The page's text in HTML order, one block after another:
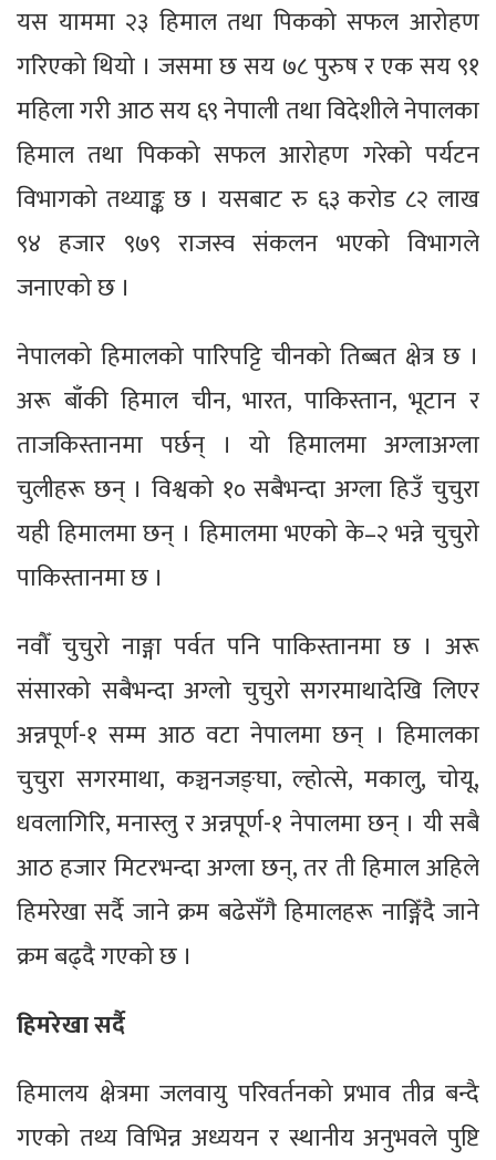
यस याममा २३ हिमाल तथा पिकको सफल आरोहण
गरिएको थियो । जसमा छ सय ७८ पुरुष र एक सय ९१
महिला गरी आठ सय ६९ नेपाली तथा विदेशीले नेपालका
हिमाल तथा पिकको सफल आरोहण गरेको पर्यटन
विभागको तथ्याङ्क छ । यसबाट रु ६३ करोड ८२ लाख
९४ हजार ९७९ राजस्व संकलन भएको विभागले
जनाएको छ ।
नेपालको हिमालको पारिपट्टि चीनको तिब्बत क्षेत्र छ ।
अरू बाँकी हिमाल चीन, भारत, पाकिस्तान, भूटान र
ताजकिस्तानमा पर्छन् । यो हिमालमा अग्लाअग्ला
चुलीहरू छन् । विश्वको १० सबैभन्दा अग्ला हिउँ चुचुरा
यही हिमालमा छन् । हिमालमा भएको के–२ भन्ने चुचुरो
पाकिस्तानमा छ ।
नवौँ चुचुरो नाङ्गा पर्वत पनि पाकिस्तानमा छ । अरू
संसारको सबैभन्दा अग्लो चुचुरो सगरमाथादेखि लिएर
अन्नपूर्ण-१ सम्म आठ वटा नेपालमा छन् । हिमालका
चुचुरा सगरमाथा, कञ्चनजङ्घा, ल्होत्से, मकालु, चोयू,
धवलागिरि, मनास्लु र अन्नपूर्ण-१ नेपालमा छन् । यी सबै
आठ हजार मिटरभन्दा अग्ला छन्, तर ती हिमाल अहिले
हिमरेखा सर्दै जाने क्रम बढेसँगै हिमालहरू नाङ्गिँदै जाने
क्रम बढ्दै गएको छ ।
हिमरेखा सर्दै
हिमालय क्षेत्रमा जलवायु परिवर्तनको प्रभाव तीव्र बन्दै
गएको तथ्य विभिन्न अध्ययन र स्थानीय अनुभवले पुष्टि